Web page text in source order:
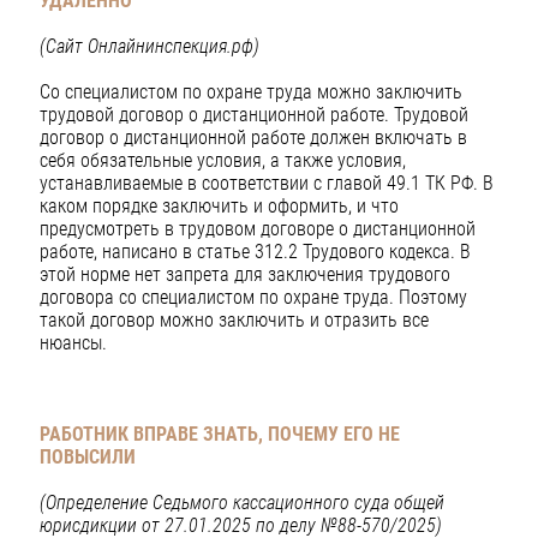
(Сайт Онлайнинспекция.рф)
Со специалистом по охране труда можно заключить
трудовой договор о дистанционной работе. Трудовой
договор о дистанционной работе должен включать в
себя обязательные условия, а также условия,
устанавливаемые в соответствии с главой 49.1 ТК РФ. В
каком порядке заключить и оформить, и что
предусмотреть в трудовом договоре о дистанционной
работе, написано в статье 312.2 Трудового кодекса. В
этой норме нет запрета для заключения трудового
договора со специалистом по охране труда. Поэтому
такой договор можно заключить и отразить все
нюансы.
РАБОТНИК ВПРАВЕ ЗНАТЬ, ПОЧЕМУ ЕГО НЕ
ПОВЫСИЛИ
(Определение Седьмого кассационного суда общей
юрисдикции от 27.01.2025 по делу №88-570/2025)